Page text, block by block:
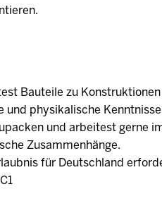
Bauteile zu
physikalische
und arbeitest gerne
Zusammenhänge.
für Deutschland